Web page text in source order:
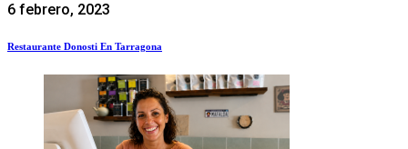
6 febrero, 2023
Restaurante Donosti En Tarragona